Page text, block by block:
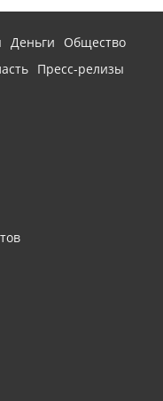
Деньги
Общество
Пресс-релизы